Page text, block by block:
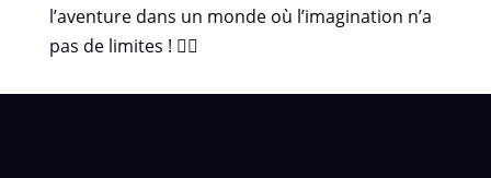
l’aventure dans un monde où l’imagination n’a
pas de limites ! 🏴‍☠️